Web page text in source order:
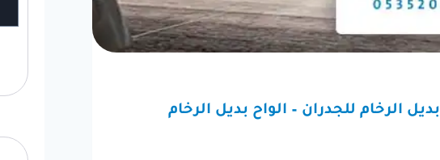
ديكورات بديل الرخام الطائف ت: 0550236381 بديل الرخام للجدران – الواح بديل الرخام